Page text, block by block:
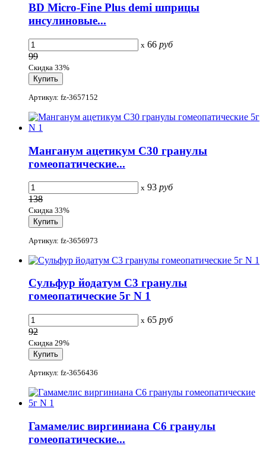
BD Micro-Fine Plus demi шприцы
инсулиновые...
x 66 руб
99
Скидка 33%
Артикул: fz-3657152
Манганум ацетикум C30 гранулы
гомеопатические...
x 93 руб
138
Скидка 33%
Артикул: fz-3656973
Сульфур йодатум С3 гранулы
гомеопатические 5г N 1
x 65 руб
92
Скидка 29%
Артикул: fz-3656436
Гамамелис виргиниана С6 гранулы
гомеопатические...